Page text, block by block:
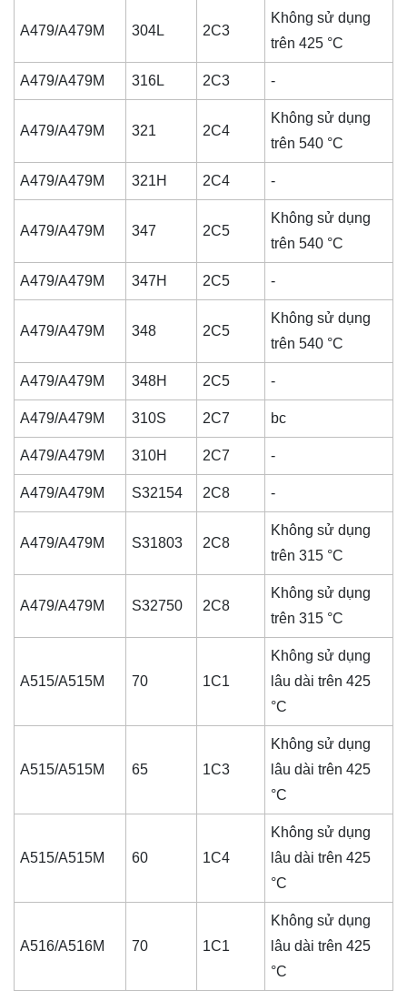
A479/A479M 304L 2C3
Không sử dụng
trên 425 °C
A479/A479M 316L 2C3 -
A479/A479M 321 2C4
Không sử dụng
trên 540 °C
A479/A479M 321H 2C4 -
A479/A479M 347 2C5
Không sử dụng
trên 540 °C
A479/A479M 347H 2C5 -
A479/A479M 348 2C5
Không sử dụng
trên 540 °C
A479/A479M 348H 2C5 -
A479/A479M 310S 2C7 bc
A479/A479M 310H 2C7 -
A479/A479M S32154 2C8 -
A479/A479M S31803 2C8
Không sử dụng
trên 315 °C
A479/A479M S32750 2C8
Không sử dụng
trên 315 °C
A515/A515M 70 1C1
Không sử dụng
lâu dài trên 425
°C
A515/A515M 65 1C3
Không sử dụng
lâu dài trên 425
°C
A515/A515M 60 1C4
Không sử dụng
lâu dài trên 425
°C
A516/A516M 70 1C1
Không sử dụng
lâu dài trên 425
°C